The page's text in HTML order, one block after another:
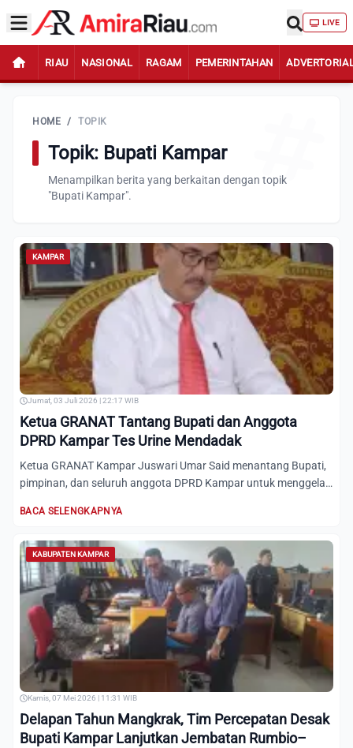
LIVE
RIAU NASIONAL RAGAM PEMERINTAHAN
HOME / TOPIK
Topik: Bupati Kampar
Menampilkan berita yang berkaitan dengan topik
"Bupati Kampar".
KAMPAR
Jumat, 03 Juli 2026 | 22:17 WIB
Ketua GRANAT Tantang Bupati dan Anggota
DPRD Kampar Tes Urine Mendadak
Ketua GRANAT Kampar Juswari Umar Said menantang Bupati,
pimpinan, dan seluruh anggota DPRD Kampar untuk menggelar
BACA SELENGKAPNYA
KABUPATEN KAMPAR
Kamis, 07 Mei 2026 | 11:31 WIB
Delapan Tahun Mangkrak, Tim Percepatan Desak
Bupati Kampar Lanjutkan Jembatan Rumbio–